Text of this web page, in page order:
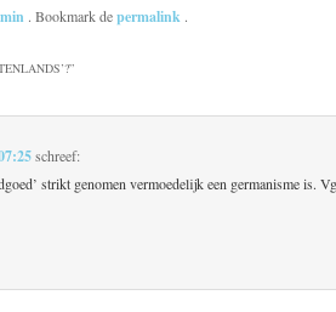
. Bookmark depermalink .
”
schreef:
strikt genomen vermoedelijk een germanisme is.